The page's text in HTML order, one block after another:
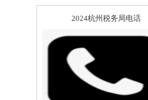
恭喜元*商贸商标注册核名成功
恭喜杭州飞*科技代账1年
恭喜冯总公司注册成功
恭喜月*有限公司注销成功
恭喜郭总 签约公司注册
2024杭州税务局电话